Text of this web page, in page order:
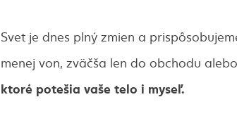
Svet je dnes plný zmien a
menej von, zväčša len do obchodu
ktoré potešia vaše telo i myseľ.